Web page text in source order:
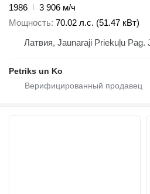
1986
3 906 м/ч
Мощность 70.02 л.с. (51.47 кВт)
Латвия, Jaunaraji Priekuļu Pag.
Petriks un Ko